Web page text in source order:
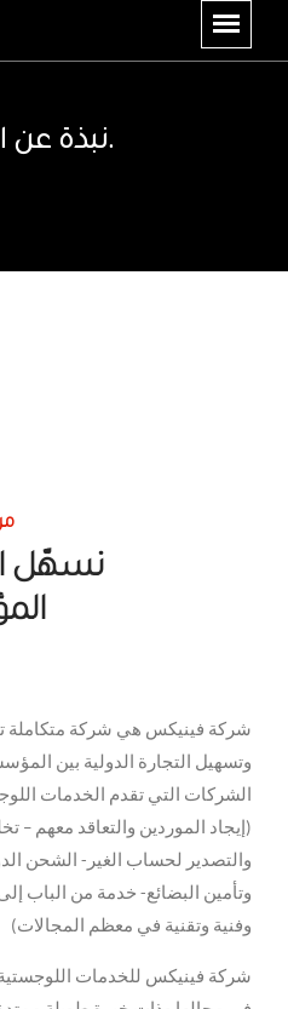
نبذة عن الشركة.
نسهّل
شركة فينيكس هي شركة متكاملة
وتسهيل التجارة الدولية بين
الشركات التي تقدم الخدمات
(إيجاد الموردين والتعاقد معهم –
والتصدير لحساب الغير- الشحن
وتأمين البضائع- خدمة من الباب
وفنية وتقنية في معظم المجالات)
شركة فينيكس للخدمات اللوجستية